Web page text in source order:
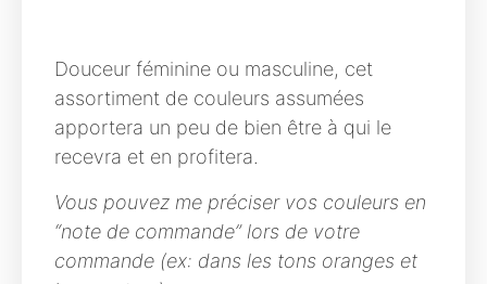
Douceur féminine ou masculine, cet
assortiment de couleurs assumées
apportera un peu de bien être à qui le
recevra et en profitera.
Vous pouvez me préciser vos couleurs en
“note de commande” lors de votre
commande (ex: dans les tons oranges et